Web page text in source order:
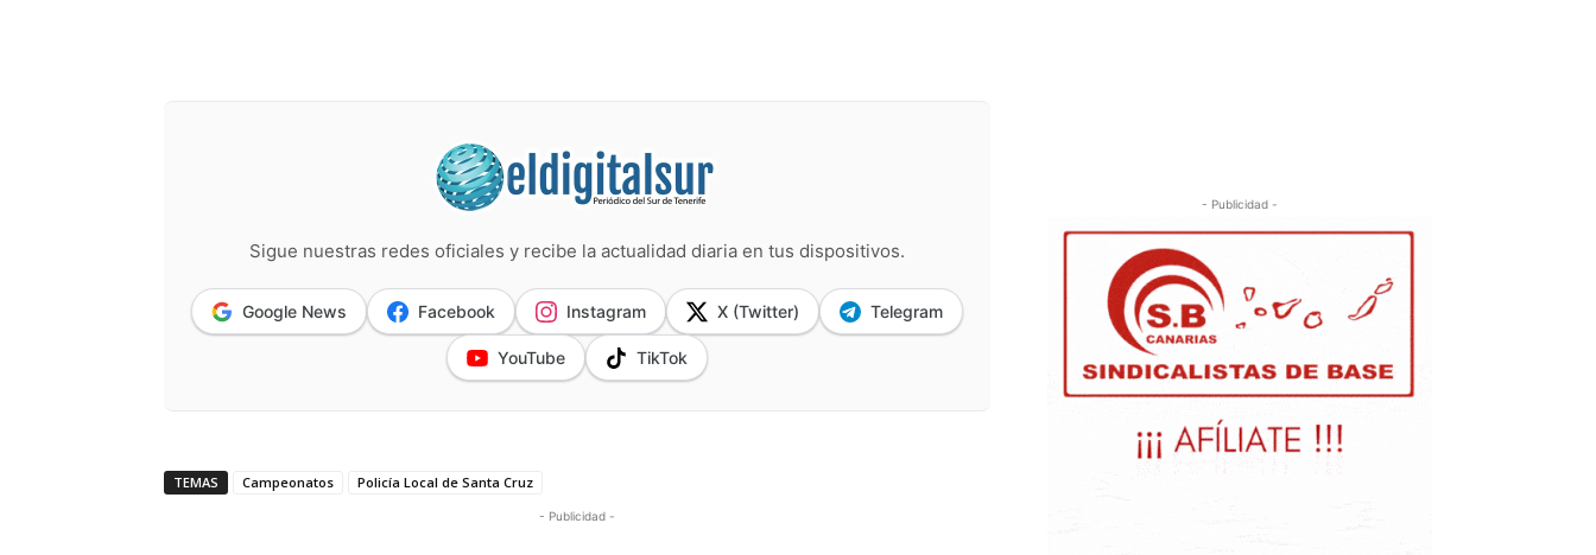
Sigue nuestras redes oficiales y recibe la actualidad diaria en tus dispositivos.
Google News Facebook Instagram X (Twitter) Telegram
YouTube TikTok
TEMAS Campeonatos Policía Local de Santa Cruz
- Publicidad -
- Publicidad -